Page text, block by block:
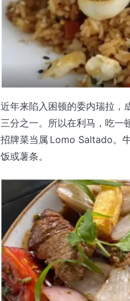
近年来陷入困顿的委内瑞拉，
三分之一。所以在利马，吃一
招牌菜当属 Lomo Saltado。
饭或薯条。